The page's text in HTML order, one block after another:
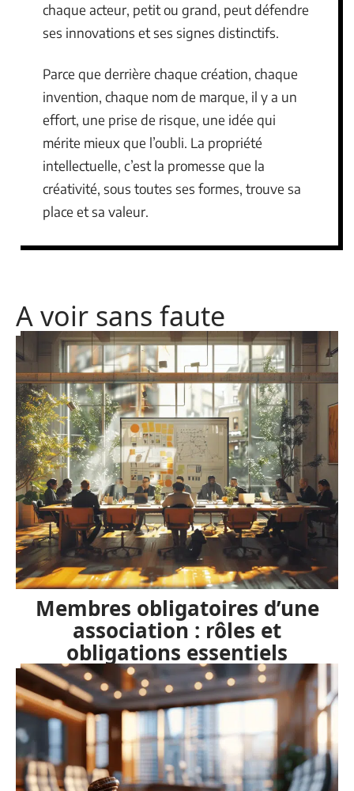
chaque acteur, petit ou grand, peut défendre
ses innovations et ses signes distinctifs.
Parce que derrière chaque création, chaque
invention, chaque nom de marque, il y a un
effort, une prise de risque, une idée qui
mérite mieux que l’oubli. La propriété
intellectuelle, c’est la promesse que la
créativité, sous toutes ses formes, trouve sa
place et sa valeur.
A voir sans faute
Membres obligatoires d’une
association : rôles et
obligations essentiels